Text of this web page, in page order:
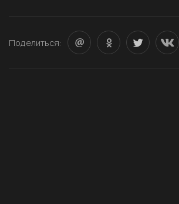
Поделиться: